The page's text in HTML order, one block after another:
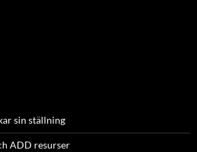
sin ställning
ADD resurser